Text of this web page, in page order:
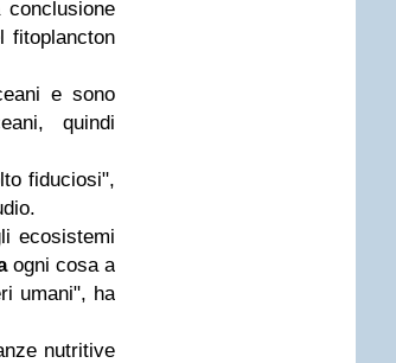
fitoplancton
e sono
quindi
fiduciosi",
ecosistemi
ogni cosa a
umani", ha
nutritive